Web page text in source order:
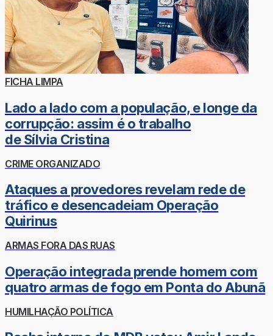
FICHA LIMPA
Lado a lado com a população, e longe da
corrupção: assim é o trabalho
de Sílvia Cristina
CRIME ORGANIZADO
Ataques a provedores revelam rede de
tráfico e desencadeiam Operação
Quirinus
ARMAS FORA DAS RUAS
Operação integrada prende homem com
quatro armas de fogo em Ponta do Abunã
HUMILHAÇÃO POLÍTICA